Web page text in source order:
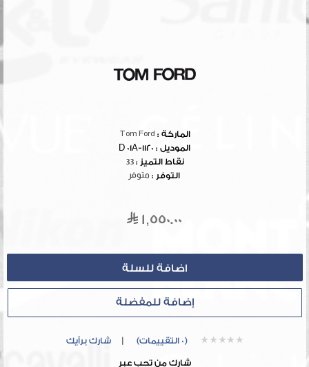
الماركة : Tom Ford
الموديل : 1120-D 01A
نقاط التميز : 33
التوفر :متوفر
1,550.00
إضافة للمفضلة
(0 التقييمات) |شارك برأيك
شارك من تحب عبر